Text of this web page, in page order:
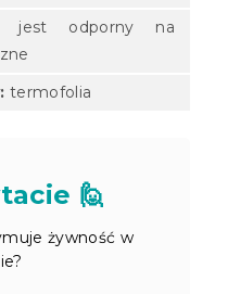
jest odporny na
termofolia
🙋
żywność w